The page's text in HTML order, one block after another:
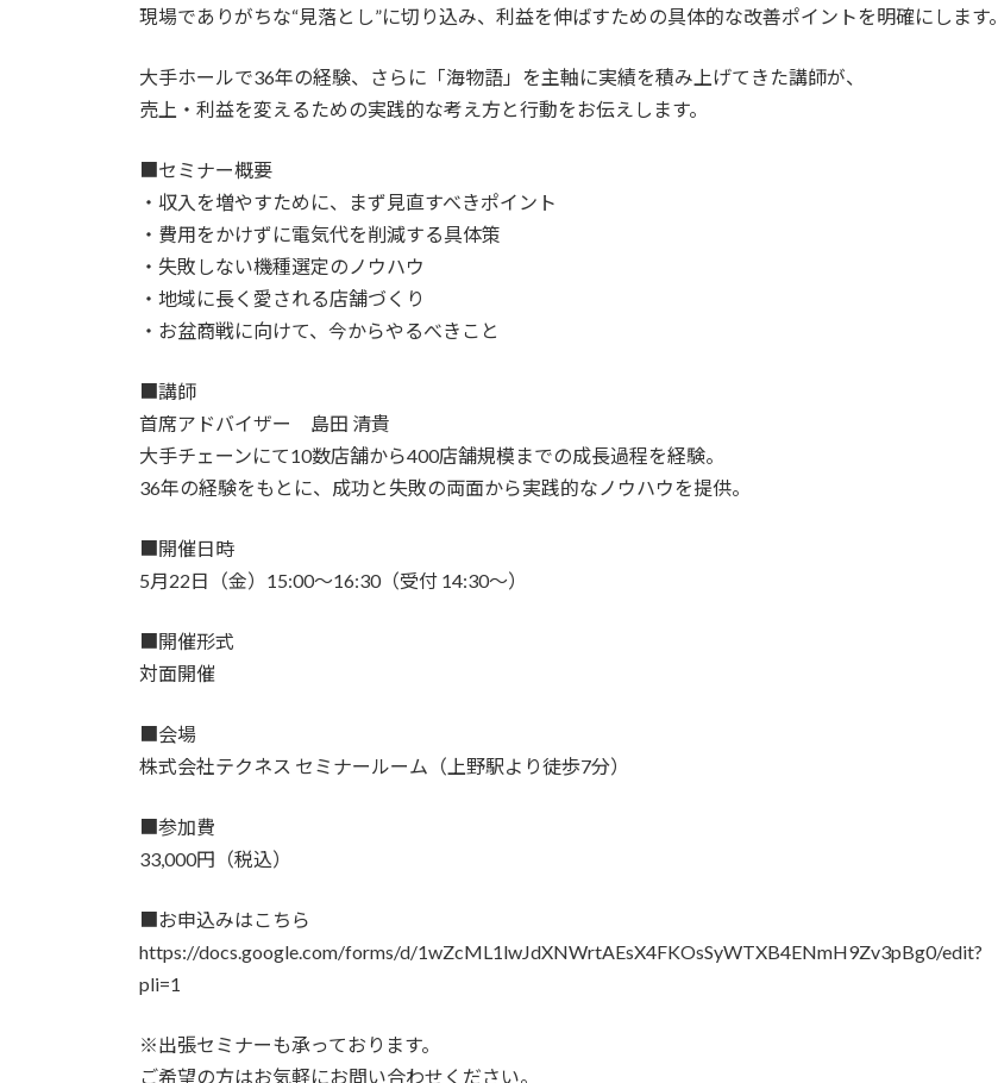
現場でありがちな“見落とし”に切り込み、利益を伸ばすための具体的な改善ポイントを明確にします。
大手ホールで36年の経験、さらに「海物語」を主軸に実績を積み上げてきた講師が、
売上・利益を変えるための実践的な考え方と行動をお伝えします。
■セミナー概要
・収入を増やすために、まず見直すべきポイント
・費用をかけずに電気代を削減する具体策
・失敗しない機種選定のノウハウ
・地域に長く愛される店舗づくり
・お盆商戦に向けて、今からやるべきこと
■講師
首席アドバイザー 島田 清貴
大手チェーンにて10数店舗から400店舗規模までの成長過程を経験。
36年の経験をもとに、成功と失敗の両面から実践的なノウハウを提供。
■開催日時
5月22日（金）15:00〜16:30（受付 14:30〜）
■開催形式
対面開催
■会場
株式会社テクネス セミナールーム（上野駅より徒歩7分）
■参加費
33,000円（税込）
■お申込みはこちら
https://docs.google.com/forms/d/1wZcML1lwJdXNWrtAEsX4FKOsSyWTXB4ENmH9Zv3pBg0/edit?
pli=1
※出張セミナーも承っております。
ご希望の方はお気軽にお問い合わせください。